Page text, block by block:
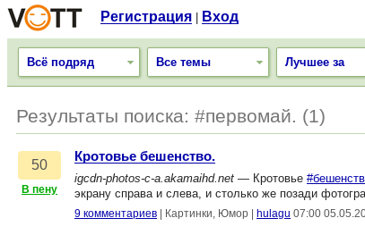
Регистрация Вход
Всё подряд Все темы Лучшее за
Результаты поиска: #первомай. (1)
50
В пену
Кротовье бешенство.
igcdn-photos-c-a.akamaihd.net — Кротовье
экрану справа и слева, и столько же позади
9 комментариев Картинки, Юмор hulagu 07:00